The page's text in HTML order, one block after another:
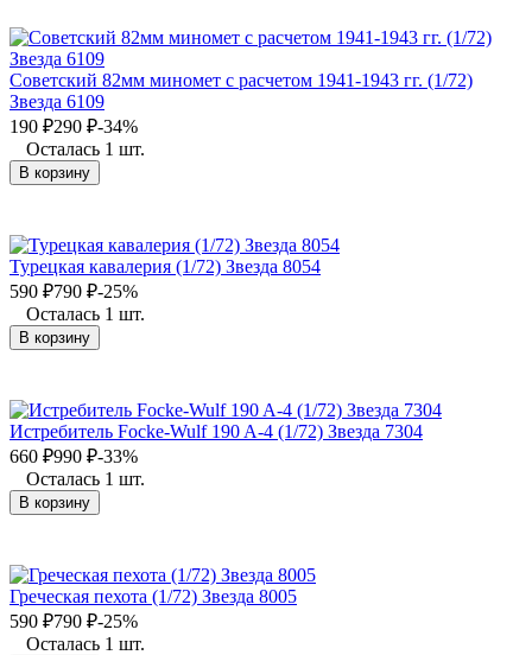
Советский 82мм миномет с расчетом 1941-1943 гг. (1/72)
Звезда 6109
190 ₽290 ₽-34%
Осталась 1 шт.
В корзину
Турецкая кавалерия (1/72) Звезда 8054
590 ₽790 ₽-25%
Осталась 1 шт.
В корзину
Истребитель Focke-Wulf 190 A-4 (1/72) Звезда 7304
660 ₽990 ₽-33%
Осталась 1 шт.
В корзину
Греческая пехота (1/72) Звезда 8005
590 ₽790 ₽-25%
Осталась 1 шт.